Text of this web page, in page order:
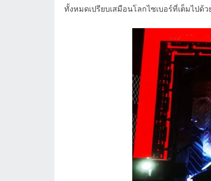
ทั้งหมดเปรียบเสมือนโลกไซเบอร์ที่เต็มไปด้